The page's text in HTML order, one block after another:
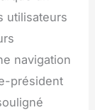
utilisateurs
navigation
président